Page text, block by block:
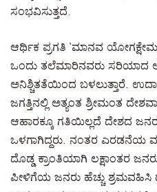
ಸಂಭವಿಸುತ್ತದೆ.
ಆರ್ಥಿಕ ಪ್ರಗತಿ ‘ಮಾನವ
ಒಂದು ತಲೆಮಾರಿನವರು ಸರಿಯಾದ
ಅನಿಶ್ಚಿತತೆಯಿಂದ ಬಳಲುತ್ತಾರೆ.
ಜಗತ್ತಿನಲ್ಲಿ ಅತ್ಯಂತ ಶ್ರೀಮಂತ
ಆಹಾರಕ್ಕೂ ಗತಿಯಿಲ್ಲದೆ ದೇಶದ
ಒಳಗಾಗಿದ್ದರು. ನಂತರ ಎರಡನೆಯ
ದೊಡ್ಡ ಕ್ರಾಂತಿಯಾಗಿ ಲಕ್ಷಾಂತರ
ಪೀಳಿಗೆಯ ಜನರು ಹೆಚ್ಚು ಶ್ರಮವಹಿಸಿ